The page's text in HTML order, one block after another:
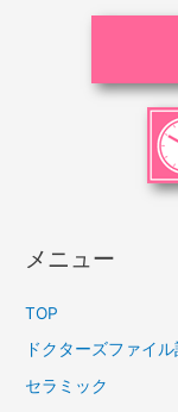
メニュー
TOP
ドクターズファイ
セラミック